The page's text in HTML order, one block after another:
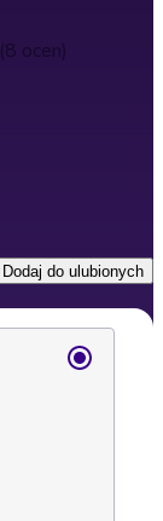
(8 ocen)
Dodaj do ulubionych